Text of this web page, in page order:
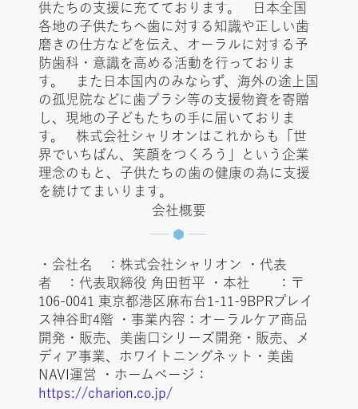
供たちの支援に充てております。 日本全国
各地の子供たちへ歯に対する知識や正しい歯
磨きの仕方などを伝え、オーラルに対する予
防歯科・意識を高める活動を行っておりま
す。 また日本国内のみならず、海外の途上国
の孤児院などに歯ブラシ等の支援物資を寄贈
し、現地の子どもたちの手に届いておりま
す。 株式会社シャリオンはこれからも「世
界でいちばん、笑顔をつくろう」という企業
理念のもと、子供たちの歯の健康の為に支援
を続けてまいります。
会社概要
・会社名 ：株式会社シャリオン ・代表
者 ：代表取締役 角田哲平 ・本社 ：〒
106-0041 東京都港区麻布台1-11-9BPRプレイ
ス神谷町4階 ・事業内容：オーラルケア商品
開発・販売、美歯口シリーズ開発・販売、メ
ディア事業、ホワイトニングネット・美歯
NAVI運営 ・ホームページ：
https://charion.co.jp/